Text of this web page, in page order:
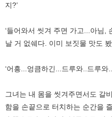
지?’
‘들어와서 씻겨 주면 가고...아님,
날 거 없쉐다. 이미 보짓물 맛도 봤
‘어흥...엉큼하긴...드루와..드루와
그녀는 내 몸을 씻겨주면서도 갈
함을 손끝으로 터치하는 순간을